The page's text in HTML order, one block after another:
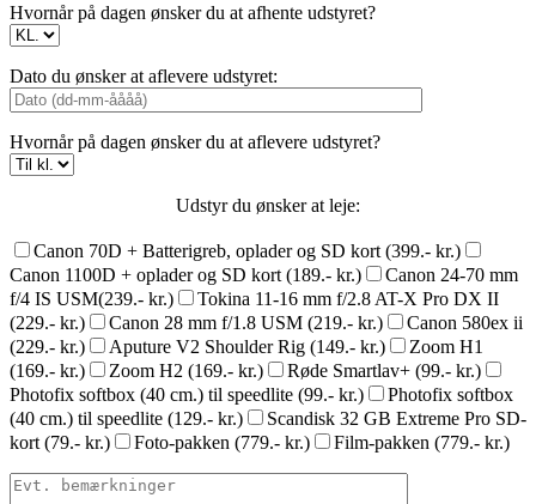
Hvornår på dagen ønsker du at afhente udstyret?
Dato du ønsker at aflevere udstyret:
Hvornår på dagen ønsker du at aflevere udstyret?
Udstyr du ønsker at leje:
Canon 70D + Batterigreb, oplader og SD kort (399.- kr.)
Canon 1100D + oplader og SD kort (189.- kr.)
Canon 24-70 mm
f/4 IS USM(239.- kr.)
Tokina 11-16 mm f/2.8 AT-X Pro DX II
(229.- kr.)
Canon 28 mm f/1.8 USM (219.- kr.)
Canon 580ex ii
(229.- kr.)
Aputure V2 Shoulder Rig (149.- kr.)
Zoom H1
(169.- kr.)
Zoom H2 (169.- kr.)
Røde Smartlav+ (99.- kr.)
Photofix softbox (40 cm.) til speedlite (99.- kr.)
Photofix softbox
(40 cm.) til speedlite (129.- kr.)
Scandisk 32 GB Extreme Pro SD-
kort (79.- kr.)
Foto-pakken (779.- kr.) Film-pakken (779.- kr.)